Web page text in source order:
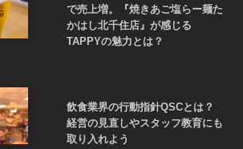
で売上増。『焼きあご塩らー麺た
かはし北千住店』が感じる
TAPPYの魅力とは？
飲食業界の行動指針QSCとは？
経営の見直しやスタッフ教育にも
取り入れよう